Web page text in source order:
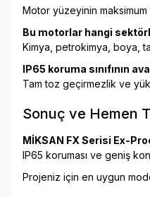
Motor yüzeyinin maksimum
Bu motorlar hangi
Kimya, petrokimya, boya,
IP65 koruma sınıfının
Tam toz geçirmezlik ve
Sonuç ve Hemen
MİKSAN FX Serisi Ex-
IP65 koruması ve geniş
Projeniz için en uygun